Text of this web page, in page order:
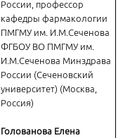
России, профессор
кафедры фармакологии
ПМГМУ им. И.М.Сеченова
ФГБОУ ВО ПМГМУ им.
И.М.Сеченова Минздрава
России (Сеченовский
университет) (Москва,
Россия)
Голованова Елена